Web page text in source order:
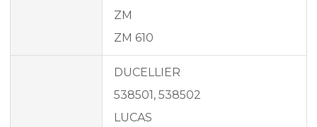
ZM
ZM 610
DUCELLIER
538501, 538502
LUCAS